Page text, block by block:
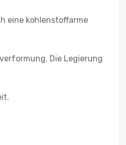
eine kohlenstoffarme
Die Legierung